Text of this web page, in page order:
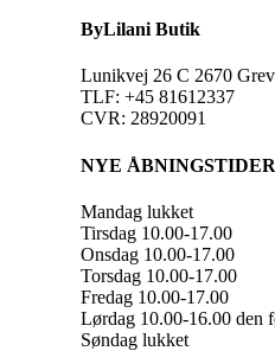
ByLilani Butik
Lunikvej 26 C 2670
TLF: +45 81612337
CVR: 28920091
NYE ÅBNINGSTIDER
Mandag lukket
Tirsdag 10.00-17.00
Onsdag 10.00-17.00
Torsdag 10.00-17.00
Fredag 10.00-17.00
Lørdag 10.00-16.00 den
Søndag lukket